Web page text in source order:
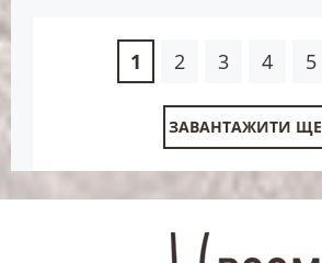
1 2 3 4 5
ЗАВАНТАЖИТИ ЩЕ